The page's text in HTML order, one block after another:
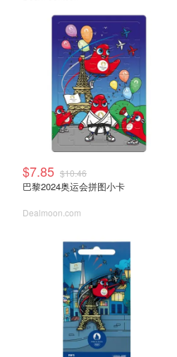
$7.85 $10.46
巴黎2024奥运会拼图小卡
Dealmoon.com